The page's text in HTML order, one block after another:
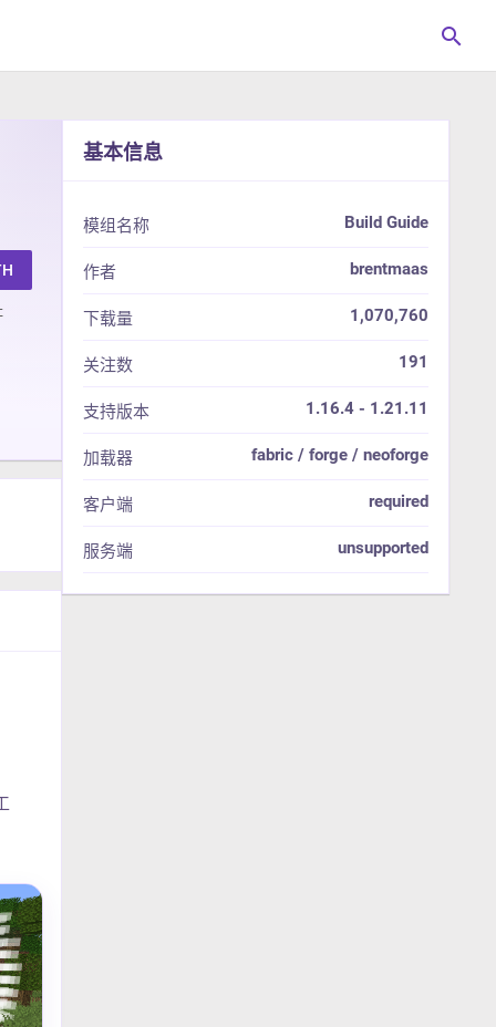
search
基本信息
模组名称 Build Guide
作者 brentmaas
下载量 1,070,760
关注数 191
支持版本 1.16.4 - 1.21.11
加载器 fabric / forge / neoforge
客户端 required
服务端 unsupported